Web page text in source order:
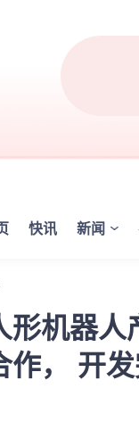
快讯 新闻
形机器
作， 开